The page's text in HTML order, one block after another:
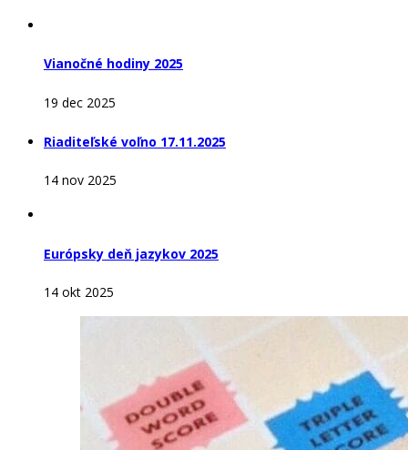
Vianočné hodiny 2025
19 dec 2025
Riaditeľské voľno 17.11.2025
14 nov 2025
Európsky deň jazykov 2025
14 okt 2025